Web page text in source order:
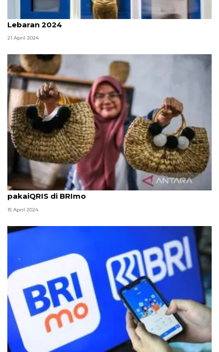
BRI: Setoran tunai ATM naik 24,5 persen saat libur
Lebaran 2024
21 April 2024
Rekomendasi oleh-oleh unik yang bisa bayar
pakaiQRIS di BRImo
15 April 2024